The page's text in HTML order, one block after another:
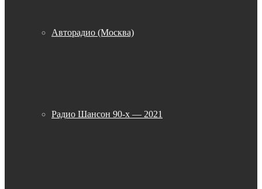
Авторадио (Москва)
Радио Шансон 90-х — 2021